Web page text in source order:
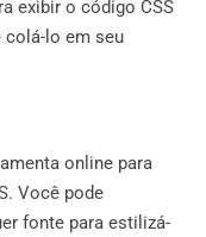
exibir o código CSS
colá-lo em seu
online para
Você pode
fonte para estilizá-